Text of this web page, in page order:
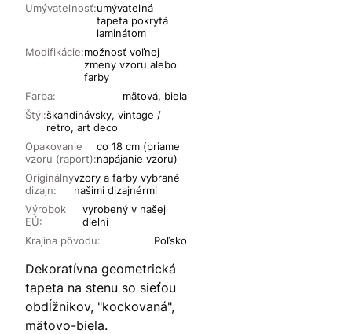
Umývateľnosť:umývateľná
tapeta pokrytá
laminátom
Modifikácie:možnosť voľnej
zmeny vzoru alebo
farby
Farba:
mätová, biela
Opakovanie
vzoru (raport):
co 18 cm (priame
napájanie vzoru)
Originálny
dizajn:
vzory a farby vybrané
našimi dizajnérmi
Výrobok
EÚ:
vyrobený v našej
dielni
Štýl:škandinávsky, vintage /
retro, art deco
Krajina pôvodu: Poľsko
Dekoratívna geometrická
tapeta na stenu so sieťou
obdĺžnikov, "kockovaná",
mätovo-biela.